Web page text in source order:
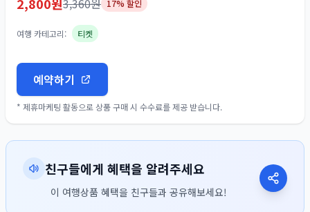
3,360원 17% 할인
여행 카테고리: 티켓
예약하기
* 제휴마케팅 활동으로 상품 구매 시 수수료를 제공 받습니다.
친구들에게 혜택을 알려주세요
이 여행상품 혜택을 친구들과 공유해보세요!